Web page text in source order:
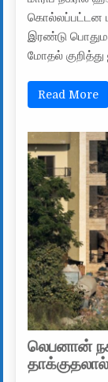
கொல்லப்பட்டன
இரண்டு
மோதல்
Read More
லெபனான்